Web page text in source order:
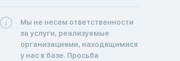
Мы не несем ответственности
за услуги, реализуемые
организациями, находящимися
у нас в базе. Просьба